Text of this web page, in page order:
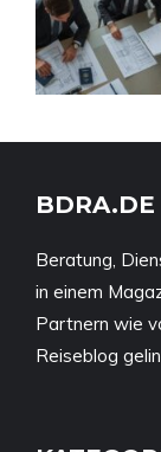
BDRA.DE
Beratung,
in einem
Partnern wie
Reiseblog